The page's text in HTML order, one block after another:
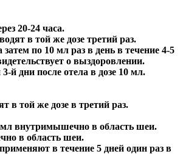
20-24 часа.
в той же дозе третий раз.
по 10 мл раз в день в течение 4-5
о выздоровлении.
й дни после отела в дозе 10 мл.
в той же дозе в третий раз.
мл внутримышечно в область шеи.
в область шеи.
в течение 5 дней один раз в